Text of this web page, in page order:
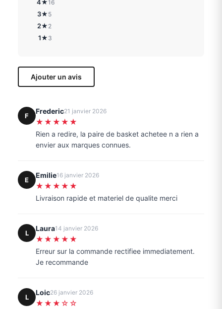
4★16
3★ 5
2★ 2
1★ 3
Ajouter un avis
F
Frederic21 janvier 2026
★★★★★
Rien a redire, la paire de basket achetee n a rien a
envier aux marques connues.
E
Emilie16 janvier 2026
★★★★★
Livraison rapide et materiel de qualite merci
L
Laura14 janvier 2026
★★★★★
Erreur sur la commande rectifiee immediatement.
Je recommande
L
Loic26 janvier 2026
★★★☆☆